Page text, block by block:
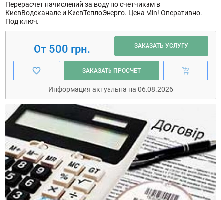
Перерасчет начислений за воду по счетчикам в
КиевВодоканале и КиевТеплоЭнерго. Цена Min! Оперативно.
Под ключ.
От 500 грн. ЗАКАЗАТЬ УСЛУГУ
ЗАКАЗАТЬ ПРОСЧЕТ
Информация актуальна на 06.08.2026